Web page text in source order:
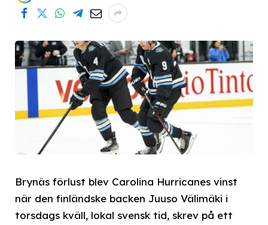
Brynäs förlust blev Carolina Hurricanes vinst
när den finländske backen Juuso Välimäki i
torsdags kväll, lokal svensk tid, skrev på ett